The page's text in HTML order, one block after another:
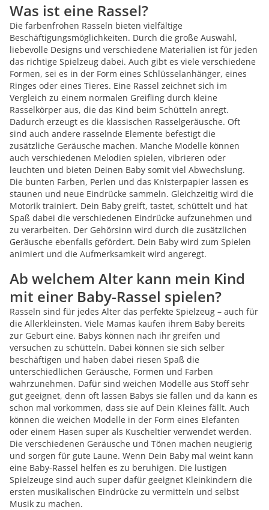
Was ist eine Rassel?
Die farbenfrohen Rasseln bieten vielfältige
Beschäftigungsmöglichkeiten. Durch die große Auswahl,
liebevolle Designs und verschiedene Materialien ist für jeden
das richtige Spielzeug dabei. Auch gibt es viele verschiedene
Formen, sei es in der Form eines Schlüsselanhänger, eines
Ringes oder eines Tieres. Eine Rassel zeichnet sich im
Vergleich zu einem normalen Greifling durch kleine
Rasselkörper aus, die das Kind beim Schütteln anregt.
Dadurch erzeugt es die klassischen Rasselgeräusche. Oft
sind auch andere rasselnde Elemente befestigt die
zusätzliche Geräusche machen. Manche Modelle können
auch verschiedenen Melodien spielen, vibrieren oder
leuchten und bieten Deinen Baby somit viel Abwechslung.
Die bunten Farben, Perlen und das Knisterpapier lassen es
staunen und neue Eindrücke sammeln. Gleichzeitig wird die
Motorik trainiert. Dein Baby greift, tastet, schüttelt und hat
Spaß dabei die verschiedenen Eindrücke aufzunehmen und
zu verarbeiten. Der Gehörsinn wird durch die zusätzlichen
Geräusche ebenfalls gefördert. Dein Baby wird zum Spielen
animiert und die Aufmerksamkeit wird angeregt.
Ab welchem Alter kann mein Kind
mit einer Baby-Rassel spielen?
Rasseln sind für jedes Alter das perfekte Spielzeug – auch für
die Allerkleinsten. Viele Mamas kaufen ihrem Baby bereits
zur Geburt eine. Babys können nach ihr greifen und
versuchen zu schütteln. Dabei können sie sich selber
beschäftigen und haben dabei riesen Spaß die
unterschiedlichen Geräusche, Formen und Farben
wahrzunehmen. Dafür sind weichen Modelle aus Stoff sehr
gut geeignet, denn oft lassen Babys sie fallen und da kann es
schon mal vorkommen, dass sie auf Dein Kleines fällt. Auch
können die weichen Modelle in der Form eines Elefanten
oder einem Hasen super als Kuscheltier verwendet werden.
Die verschiedenen Geräusche und Tönen machen neugierig
und sorgen für gute Laune. Wenn Dein Baby mal weint kann
eine Baby-Rassel helfen es zu beruhigen. Die lustigen
Spielzeuge sind auch super dafür geeignet Kleinkindern die
ersten musikalischen Eindrücke zu vermitteln und selbst
Musik zu machen.